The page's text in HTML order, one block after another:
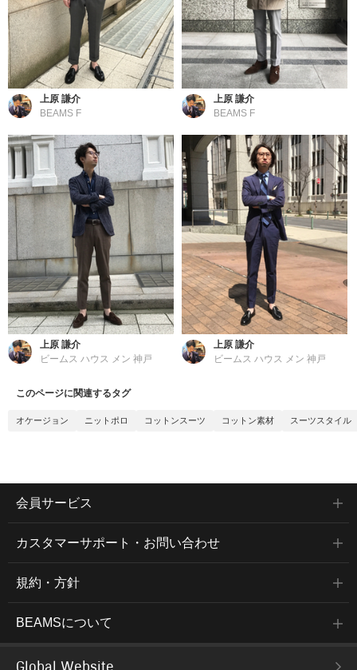
上原 謙介
BEAMS F
上原 謙介
BEAMS F
上原 謙介
ビームス ハウス メン 神戸
上原 謙介
ビームス ハウス メン 神戸
このページに関連するタグ
オケージョン ニットポロ コットンスーツ コットン素材 スーツスタイル
会員サービス
カスタマーサポート・お問い合わせ
規約・方針
BEAMSについて